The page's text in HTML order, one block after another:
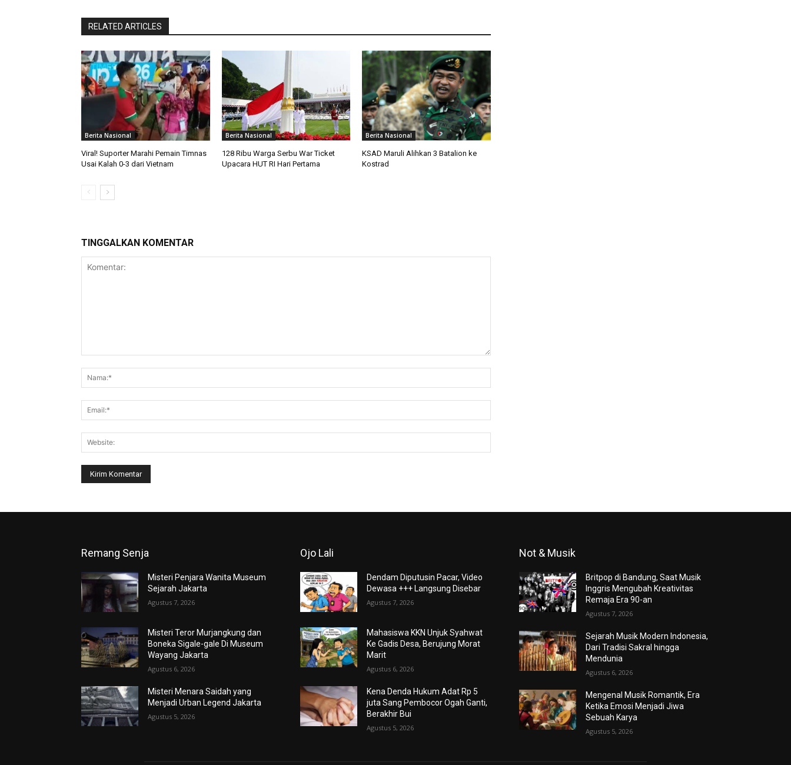
RELATED ARTICLES
Berita Nasional
Viral! Suporter Marahi Pemain Timnas
Usai Kalah 0-3 dari Vietnam
Berita Nasional
128 Ribu Warga Serbu War Ticket
Upacara HUT RI Hari Pertama
Berita Nasional
KSAD Maruli Alihkan 3 Batalion ke
Kostrad
TINGGALKAN KOMENTAR
Remang Senja
Misteri Penjara Wanita Museum
Sejarah Jakarta
Agustus 7, 2026
Misteri Teror Murjangkung dan
Boneka Sigale-gale Di Museum
Wayang Jakarta
Agustus 6, 2026
Misteri Menara Saidah yang
Menjadi Urban Legend Jakarta
Agustus 5, 2026
Ojo Lali
Dendam Diputusin Pacar, Video
Dewasa +++ Langsung Disebar
Agustus 7, 2026
Mahasiswa KKN Unjuk Syahwat
Ke Gadis Desa, Berujung Morat
Marit
Agustus 6, 2026
Kena Denda Hukum Adat Rp 5
juta Sang Pembocor Ogah Ganti,
Berakhir Bui
Agustus 5, 2026
Not & Musik
Britpop di Bandung, Saat Musik
Inggris Mengubah Kreativitas
Remaja Era 90-an
Agustus 7, 2026
Sejarah Musik Modern Indonesia,
Dari Tradisi Sakral hingga
Mendunia
Agustus 6, 2026
Mengenal Musik Romantik, Era
Ketika Emosi Menjadi Jiwa
Sebuah Karya
Agustus 5, 2026